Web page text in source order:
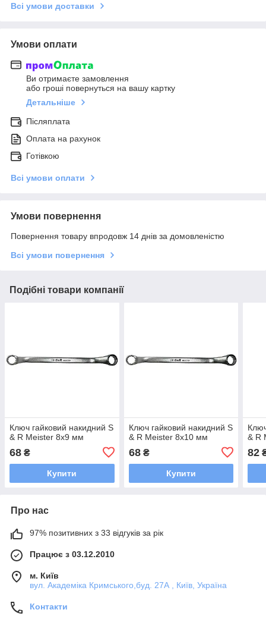
Всі умови доставки
Умови оплати
Ви отримаєте замовлення
або гроші повернуться на вашу картку
Детальніше
Післяплата
Оплата на рахунок
Готівкою
Всі умови оплати
Умови повернення
Повернення товару впродовж 14 днів за домовленістю
Всі умови повернення
Подібні товари компанії
Ключ гайковий накидний S
& R Meister 8x9 мм
68 ₴
Купити
Ключ гайковий накидний S
& R Meister 8x10 мм
68₴
Купити
& R
82
Про нас
97% позитивних з 33 відгуків за рік
Працює з 03.12.2010
м. Київ
вул. Академіка Кримського,буд. 27А , Київ, Україна
Контакти